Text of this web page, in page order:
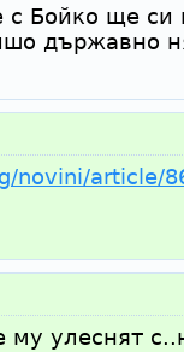
с Бойко ще
държавно
novini/article/
улеснят